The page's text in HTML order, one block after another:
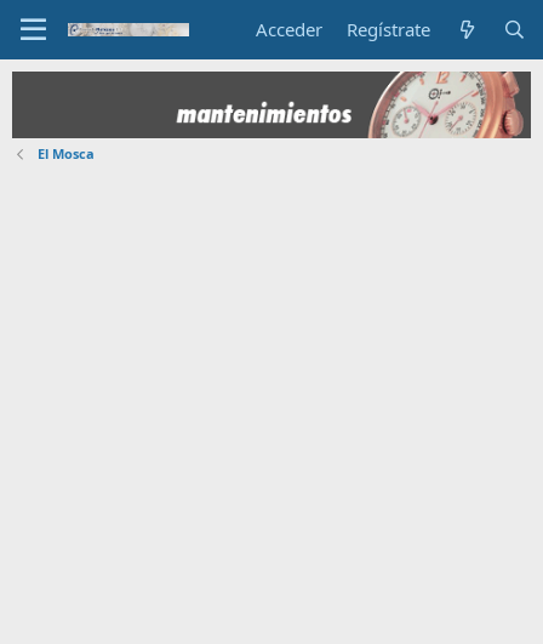
Acceder Regístrate
El Mosca